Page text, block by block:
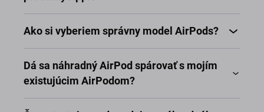
Ako si vyberiem správny model AirPods?
Dá sa náhradný AirPod spárovať s mojím
existujúcim AirPodom?